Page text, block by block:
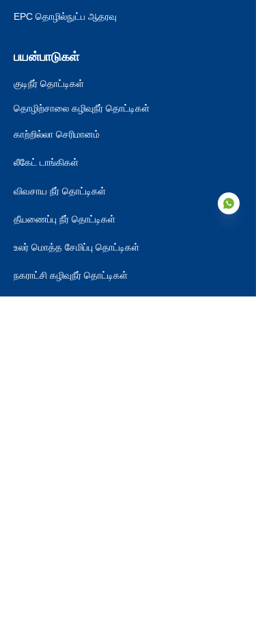
EPC தொழில்நுட்ப ஆதரவு
பயன்பாடுகள்
குடிநீர் தொட்டிகள்
தொழிற்சாலை கழிவுநீர் தொட்டிகள்
காற்றில்லா செரிமானம்
லீகேட் டாங்கிகள்
விவசாய நீர் தொட்டிகள்
தீயணைப்பு நீர் தொட்டிகள்
உலர் மொத்த சேமிப்பு தொட்டிகள்
நகராட்சி கழிவுநீர் தொட்டிகள்
TAM